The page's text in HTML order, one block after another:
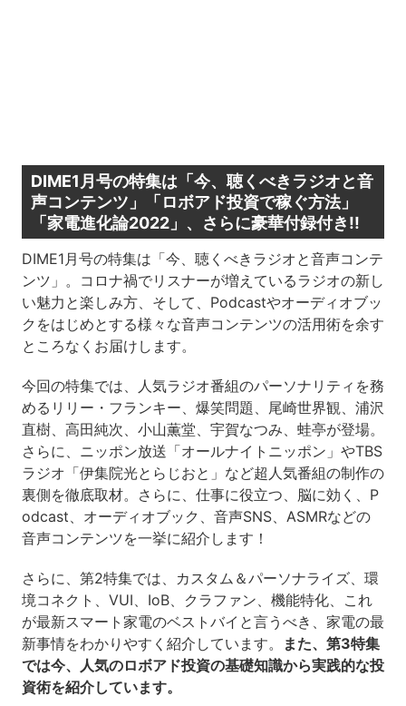
DIME1月号の特集は「今、聴くべきラジオと音
声コンテンツ」「ロボアド投資で稼ぐ方法」
「家電進化論2022」、さらに豪華付録付き!!
DIME1月号の特集は「今、聴くべきラジオと音声コンテ
ンツ」。コロナ禍でリスナーが増えているラジオの新し
い魅力と楽しみ方、そして、Podcastやオーディオブッ
クをはじめとする様々な音声コンテンツの活用術を余す
ところなくお届けします。
今回の特集では、人気ラジオ番組のパーソナリティを務
めるリリー・フランキー、爆笑問題、尾崎世界観、浦沢
直樹、高田純次、小山薫堂、宇賀なつみ、蛙亭が登場。
さらに、ニッポン放送「オールナイトニッポン」やTBS
ラジオ「伊集院光とらじおと」など超人気番組の制作の
裏側を徹底取材。さらに、仕事に役立つ、脳に効く、 P
odcast、オーディオブック、音声SNS、 ASMRなどの
音声コンテンツを一挙に紹介します！
さらに、第2特集では、カスタム＆パーソナライズ、環
境コネクト、VUI、IoB、クラファン、機能特化、これ
が最新スマート家電のベストバイと言うべき、家電の最
新事情をわかりやすく紹介しています。
また、第3特集
では今、人気のロボアド投資の基礎知識から実践的な投
資術を紹介しています。